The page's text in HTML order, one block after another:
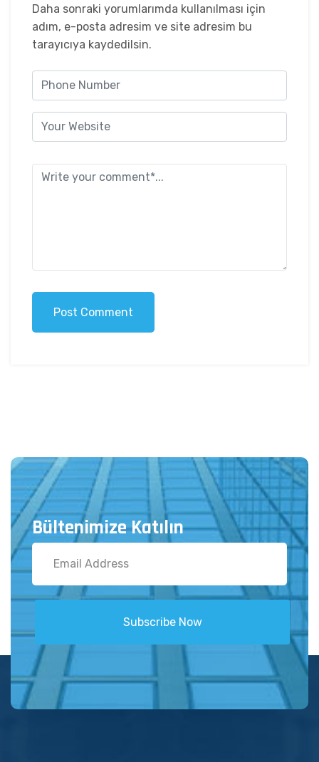
Daha sonraki yorumlarımda kullanılması için
adım, e-posta adresim ve site adresim bu
tarayıcıya kaydedilsin.
Post Comment
Bültenimize Katılın
Subscribe Now